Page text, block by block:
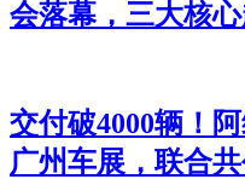
会落幕，三大核
交付破4000辆！
广州车展，联合